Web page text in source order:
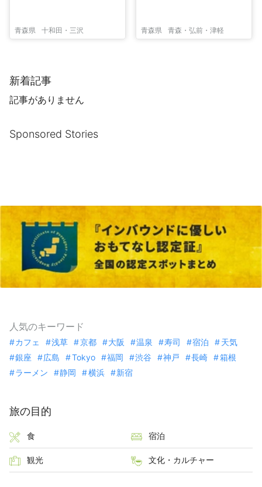
青森県 十和田・三沢 青森県 青森・弘前・津軽
新着記事
記事がありません
Sponsored Stories
人気のキーワード
カフェ 浅草 京都 大阪 温泉 寿司 宿泊
天気
銀座
広島 Tokyo 福岡 渋谷 神戸 長崎
箱根
ラーメン
静岡 横浜 新宿
旅の目的
食 宿泊
観光 文化・カルチャー